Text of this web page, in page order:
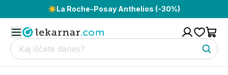
☀️La Roche-Posay Anthelios (-30%)